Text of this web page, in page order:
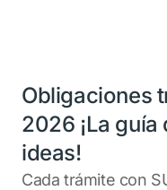
Obligaciones
2026 ¡La
ideas!
Cada trámite con